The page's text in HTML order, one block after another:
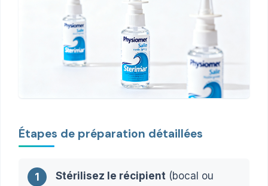
Étapes de préparation détaillées
1 Stérilisez le récipient (bocal ou